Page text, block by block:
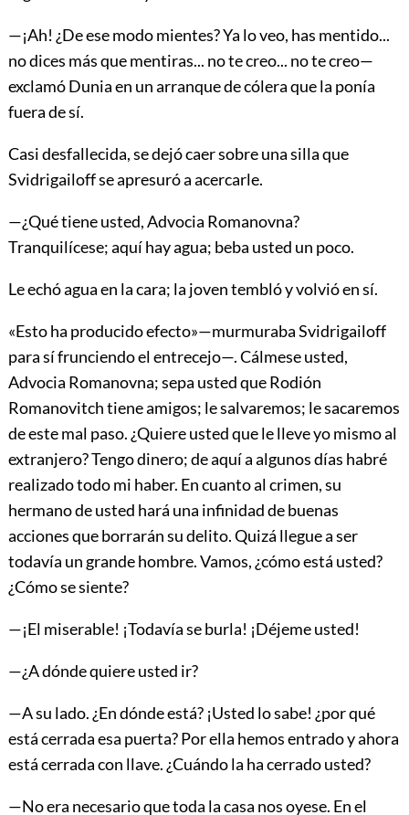
—¡Ah! ¿De ese modo mientes? Ya lo veo, has mentido...
no dices más que mentiras... no te creo... no te creo—
exclamó Dunia en un arranque de cólera que la ponía
fuera de sí.
Casi desfallecida, se dejó caer sobre una silla que
Svidrigailoff se apresuró a acercarle.
—¿Qué tiene usted, Advocia Romanovna?
Tranquilícese; aquí hay agua; beba usted un poco.
Le echó agua en la cara; la joven tembló y volvió en sí.
«Esto ha producido efecto»—murmuraba Svidrigailoff
para sí frunciendo el entrecejo—. Cálmese usted,
Advocia Romanovna; sepa usted que Rodión
Romanovitch tiene amigos; le salvaremos; le sacaremos
de este mal paso. ¿Quiere usted que le lleve yo mismo al
extranjero? Tengo dinero; de aquí a algunos días habré
realizado todo mi haber. En cuanto al crimen, su
hermano de usted hará una infinidad de buenas
acciones que borrarán su delito. Quizá llegue a ser
todavía un grande hombre. Vamos, ¿cómo está usted?
¿Cómo se siente?
—¡El miserable! ¡Todavía se burla! ¡Déjeme usted!
—¿A dónde quiere usted ir?
—A su lado. ¿En dónde está? ¡Usted lo sabe! ¿por qué
está cerrada esa puerta? Por ella hemos entrado y ahora
está cerrada con llave. ¿Cuándo la ha cerrado usted?
—No era necesario que toda la casa nos oyese. En el